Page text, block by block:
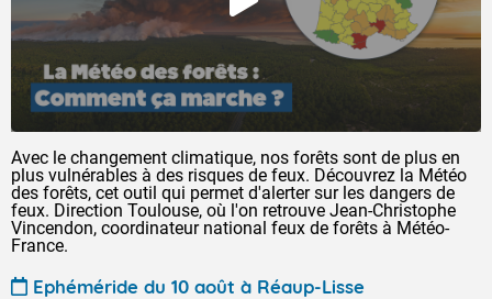
Avec le changement climatique, nos forêts sont de plus en
plus vulnérables à des risques de feux. Découvrez la Météo
des forêts, cet outil qui permet d'alerter sur les dangers de
feux. Direction Toulouse, où l'on retrouve Jean-Christophe
Vincendon, coordinateur national feux de forêts à Météo-
France.
Ephéméride du 10 août à Réaup-Lisse